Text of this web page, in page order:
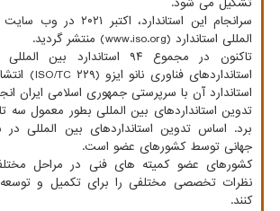
تشکیل می شود.
سرانجام این استاندارد،
المللی استاندارد (www.iso.org) منتشر گردید.
تاکنون در مجموع ۹۴ استاندارد
استاندارد آن با سرپرستی جمهوری اسلامی ایران
تدوین استانداردهای بین المللی بطور معمول سه
برد. اساس تدوین استانداردهای بین المللی در
جهانی توسط کشورهای عضو است.
کشورهای عضو کمیته های فنی در مراحل
نظرات تخصصی مختلفی را برای تکمیل و توسعه
کنند.